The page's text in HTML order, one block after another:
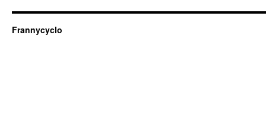
Frannycyclo